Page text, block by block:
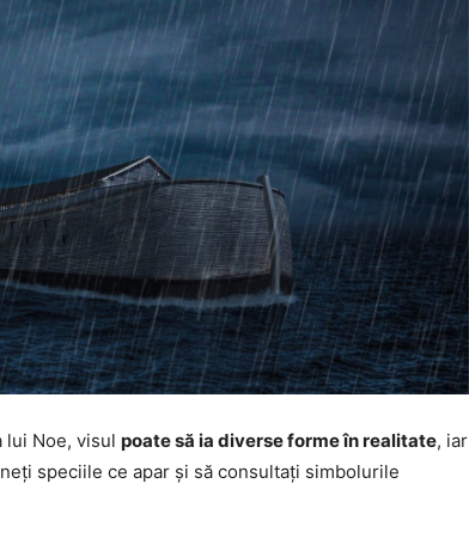
lui Noe, visul poate să ia diverse forme în realitate, iar
speciile ce apar și să consultați simbolurile